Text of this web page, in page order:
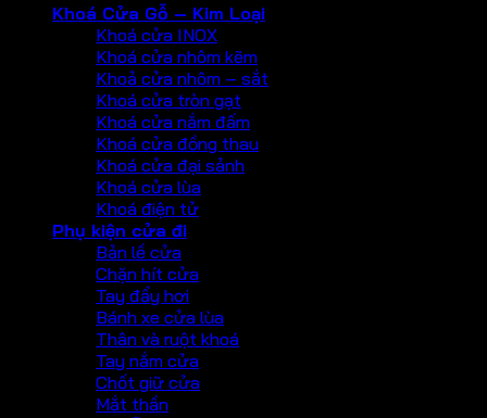
Khoá Cửa Gỗ – Kim Loại
Khoá cửa INOX
Khoá cửa nhôm kẽm
Khoả cửa nhôm – sắt
Khoá cửa tròn gạt
Khoá cửa nắm đấm
Khoá cửa đồng thau
Khoá cửa đại sảnh
Khoá cửa lùa
Khoá điện tử
Phụ kiện cửa đi
Bản lề cửa
Chặn hít cửa
Tay đẩy hơi
Bánh xe cửa lùa
Thân và ruột khoá
Tay nắm cửa
Chốt giữ cửa
Mắt thần